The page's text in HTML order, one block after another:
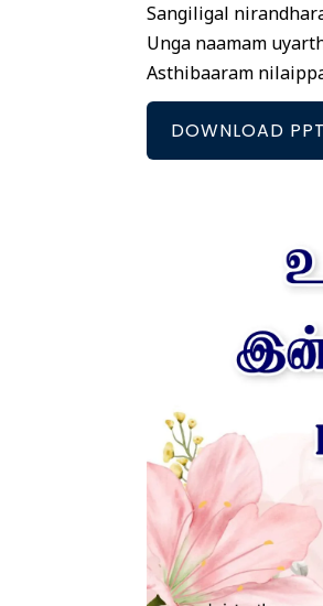
Sangiligal
Unga naamam
Asthibaaram
DOWNLOAD PPT